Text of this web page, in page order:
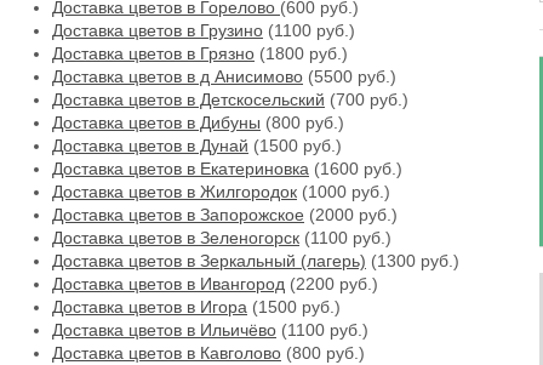
Доставка цветов в Горелово (600 руб.)
Доставка цветов в Грузино (1100 руб.)
Доставка цветов в Грязно (1800 руб.)
Доставка цветов в д Анисимово (5500 руб.)
Доставка цветов в Детскосельский (700 руб.)
Доставка цветов в Дибуны (800 руб.)
Доставка цветов в Дунай (1500 руб.)
Доставка цветов в Екатериновка (1600 руб.)
Доставка цветов в Жилгородок (1000 руб.)
Доставка цветов в Запорожское (2000 руб.)
Доставка цветов в Зеленогорск (1100 руб.)
Доставка цветов в Зеркальный (лагерь) (1300 руб.)
Доставка цветов в Ивангород (2200 руб.)
Доставка цветов в Игора (1500 руб.)
Доставка цветов в Ильичёво (1100 руб.)
Доставка цветов в Кавголово (800 руб.)